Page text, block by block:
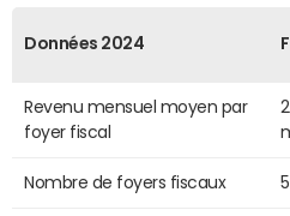
Données 2024
Revenu mensuel moyen par
foyer fiscal
Nombre de foyers fiscaux